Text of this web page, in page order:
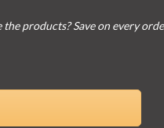
the products? Save on every